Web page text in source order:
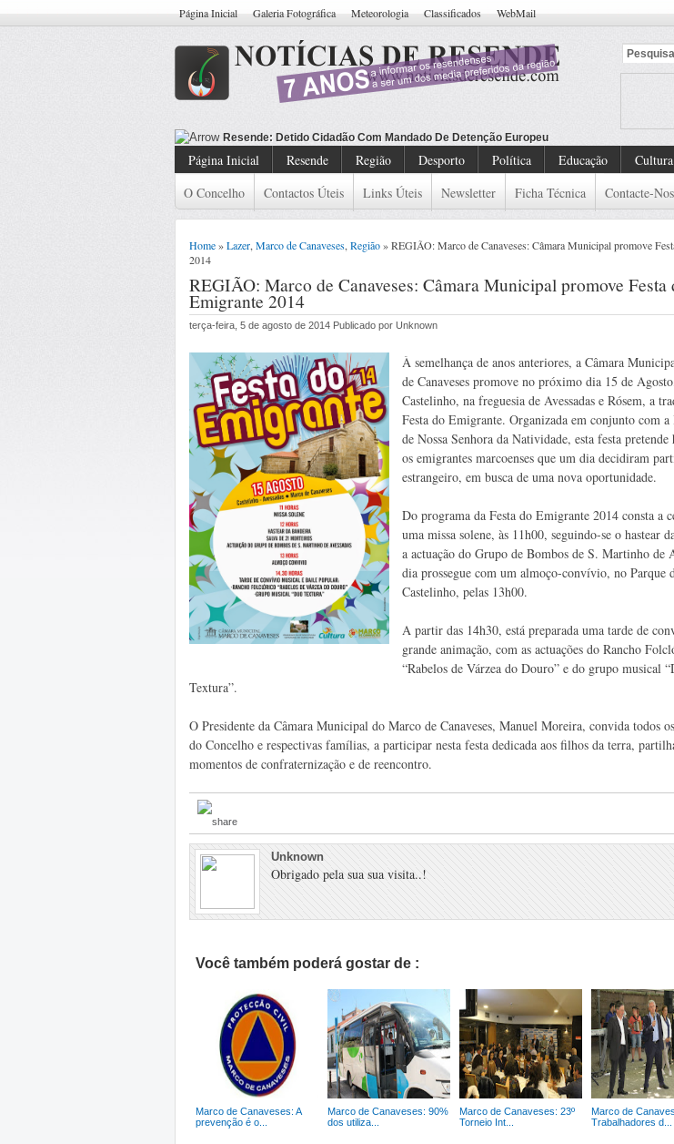
Página Inicial Galeria Fotográfica Meteorologia Classificados WebMail
Resende: Detido Cidadão Com Mandado De Detenção Europeu
Página Inicial Resende Região Desporto Política Educação Cultura
O Concelho
Contactos Úteis Links Úteis Newsletter Ficha Técnica Contacte-Nos
Home»Lazer Marco de Canaveses Região» REGIÃO: Marco de Canaveses: Câmara Municipal promove
2014
REGIÃO: Marco de Canaveses: Câmara Municipal promove Festa
Emigrante 2014
terça-feira, 5 de agosto de 2014 Publicado por Unknown
À semelhança de anos anteriores, a Câmara
de Canaveses promove no próximo dia 15 de
Castelinho, na freguesia de Avessadas e Rósem, a
Festa do Emigrante. Organizada em conjunto com a
de Nossa Senhora da Natividade, esta festa pretende
os emigrantes marcoenses que um dia decidiram
estrangeiro, em busca de uma nova oportunidade.
Do programa da Festa do Emigrante 2014 consta a
uma missa solene, às 11h00, seguindo-se o hastear
a actuação do Grupo de Bombos de S. Martinho de
dia prossegue com um almoço-convívio, no Parque
Castelinho, pelas 13h00.
A partir das 14h30, está preparada uma tarde de
grande animação, com as actuações do Rancho
“Rabelos de Várzea do Douro” e do grupo musical
Textura”.
O Presidente da Câmara Municipal do Marco de Canaveses, Manuel Moreira, convida todos
do Concelho e respectivas famílias, a participar nesta festa dedicada aos filhos da terra,
momentos de confraternização e de reencontro.
Unknown
Obrigado pela sua sua visita..!
Você também poderá gostar de :
Marco de Canaveses: A
prevenção é o...
Marco de Canaveses: 90%
dos utiliza...
Marco de Canaveses: 23º
Torneio Int...
Marco de
Trabalhadores d...